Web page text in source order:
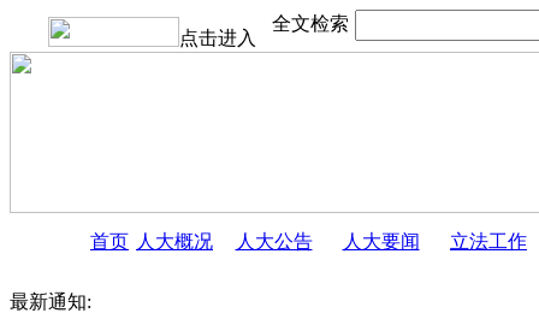
点击进入
全文检索
首页 人大概况 人大公告 人大要闻 立法工作
最新通知: